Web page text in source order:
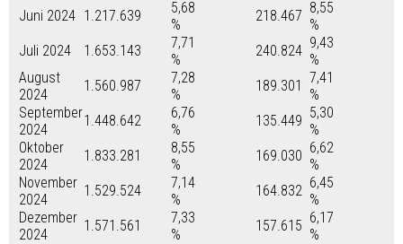
Juni 2024 1.217.639
5,68
%
218.467 8,55
%
Juli 2024
1.653.143
7,71
%
240.824 9,43
%
August
2024
1.560.987
7,28
%
189.301 7,41
%
September
2024
1.448.642
6,76
%
135.449 5,30
%
Oktober
2024
1.833.281
8,55
%
169.030 6,62
%
November
2024
1.529.524
7,14
%
164.832 6,45
%
Dezember
2024
1.571.561
7,33
%
157.615 6,17
%